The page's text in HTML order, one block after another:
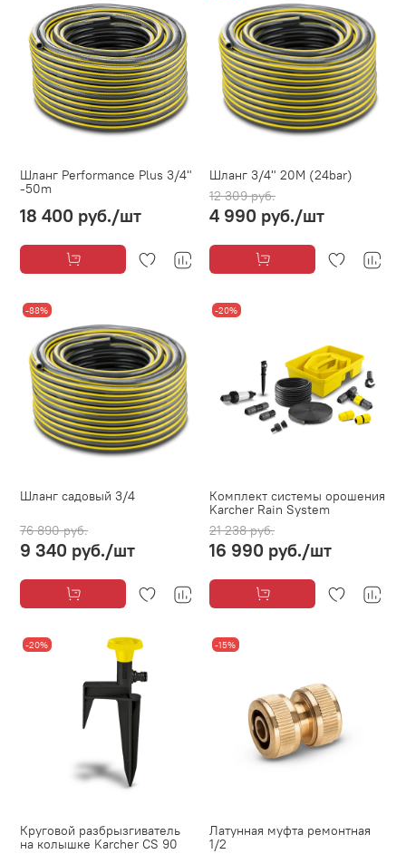
Шланг Performance Plus 3/4"
-50m
18 400 руб./шт
Шланг 3/4" 20M (24bar)
12 309 руб.
4 990 руб./шт
-88%
Шланг садовый 3/4
76 890 руб.
9 340 руб./шт
-20%
Комплект системы орошения
Karcher Rain System
21 238 руб.
16 990 руб./шт
-20%
Круговой разбрызгиватель
на колышке Karcher CS 90
-15%
Латунная муфта ремонтная
1/2